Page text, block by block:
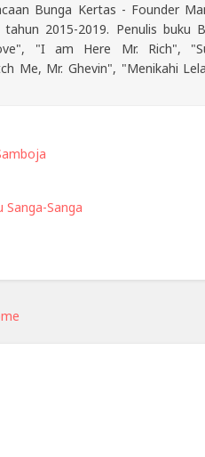
Bunga Kertas - Founder
2015-2019. Penulis buku
"I am Here Mr. Rich",
Me, Mr. Ghevin", "Menikahi
Sanga-Sanga